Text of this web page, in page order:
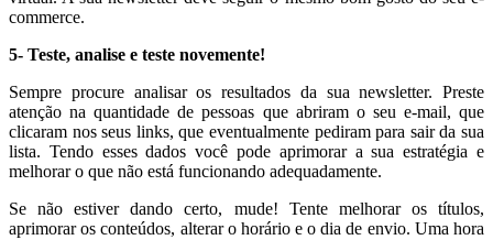
commerce.
5- Teste, analise e teste novemente!
Sempre procure analisar os resultados da sua newsletter. Preste
atenção na quantidade de pessoas que abriram o seu e-mail, que
clicaram nos seus links, que eventualmente pediram para sair da sua
lista. Tendo esses dados você pode aprimorar a sua estratégia e
melhorar o que não está funcionando adequadamente.
Se não estiver dando certo, mude! Tente melhorar os títulos,
aprimorar os conteúdos, alterar o horário e o dia de envio. Uma hora